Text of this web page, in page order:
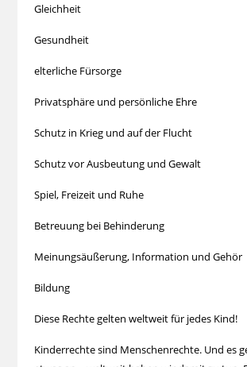
Gleichheit
Gesundheit
elterliche Fürsorge
Privatsphäre und persönliche Ehre
Schutz in Krieg und auf der Flucht
Schutz vor Ausbeutung und Gewalt
Spiel, Freizeit und Ruhe
Betreuung bei Behinderung
Meinungsäußerung, Information und Gehör
Bildung
Diese Rechte gelten weltweit für jedes Kind!
Kinderrechte sind Menschenrechte. Und es